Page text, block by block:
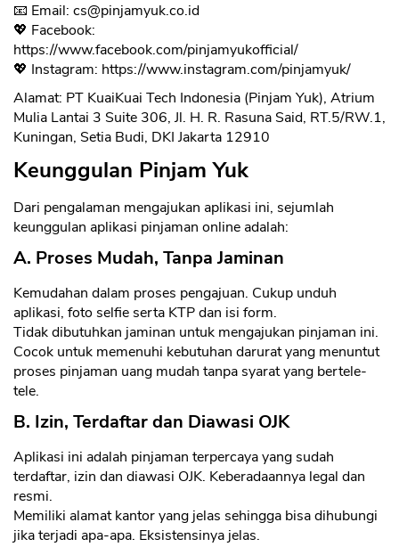
📧 Email: cs@pinjamyuk.co.id
💖 Facebook:
https://www.facebook.com/pinjamyukofficial/
💖 Instagram: https://www.instagram.com/pinjamyuk/
Alamat: PT KuaiKuai Tech Indonesia (Pinjam Yuk), Atrium
Mulia Lantai 3 Suite 306, Jl. H. R. Rasuna Said, RT.5/RW.1,
Kuningan, Setia Budi, DKI Jakarta 12910
Keunggulan Pinjam Yuk
Dari pengalaman mengajukan aplikasi ini, sejumlah
keunggulan aplikasi pinjaman online adalah:
A. Proses Mudah, Tanpa Jaminan
Kemudahan dalam proses pengajuan. Cukup unduh
aplikasi, foto selfie serta KTP dan isi form.
Tidak dibutuhkan jaminan untuk mengajukan pinjaman ini.
Cocok untuk memenuhi kebutuhan darurat yang menuntut
proses pinjaman uang mudah tanpa syarat yang bertele-
tele.
B. Izin, Terdaftar dan Diawasi OJK
Aplikasi ini adalah pinjaman terpercaya yang sudah
terdaftar, izin dan diawasi OJK. Keberadaannya legal dan
resmi.
Memiliki alamat kantor yang jelas sehingga bisa dihubungi
jika terjadi apa-apa. Eksistensinya jelas.